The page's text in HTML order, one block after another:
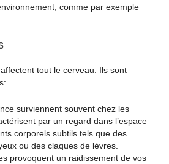
comme par exemple
tout le cerveau. Ils sont
surviennent souvent chez les
par un regard dans l’espace
corporels subtils tels que des
ou des claques de lèvres.
provoquent un raidissement de vos